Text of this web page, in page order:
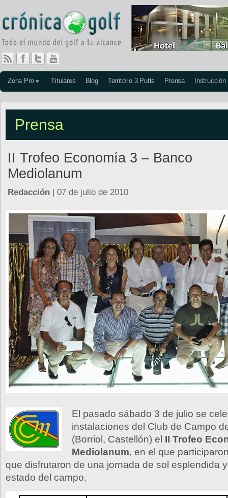
Zona Pro Titulares Blog Territorio 3 Putts Prensa Instrucción
Prensa
II Trofeo Economía 3 – Banco
Mediolanum
Redacción | 07 de julio de 2010
El pasado sábado 3 de julio se
instalaciones del Club de Campo
(Borriol, Castellón) el II Trofeo
Mediolanum, en el que
que disfrutaron de una jornada de sol esplendida
estado del campo.